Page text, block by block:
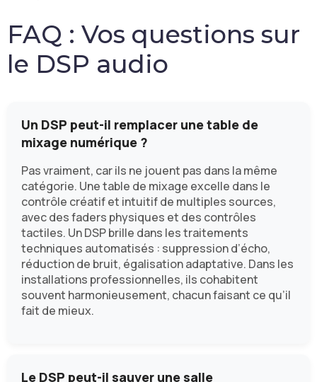
FAQ : Vos questions sur
le DSP audio
Un DSP peut-il remplacer une table de
mixage numérique ?
Pas vraiment, car ils ne jouent pas dans la même
catégorie. Une table de mixage excelle dans le
contrôle créatif et intuitif de multiples sources,
avec des faders physiques et des contrôles
tactiles. Un DSP brille dans les traitements
techniques automatisés : suppression d’écho,
réduction de bruit, égalisation adaptative. Dans les
installations professionnelles, ils cohabitent
souvent harmonieusement, chacun faisant ce qu’il
fait de mieux.
Le DSP peut-il sauver une salle